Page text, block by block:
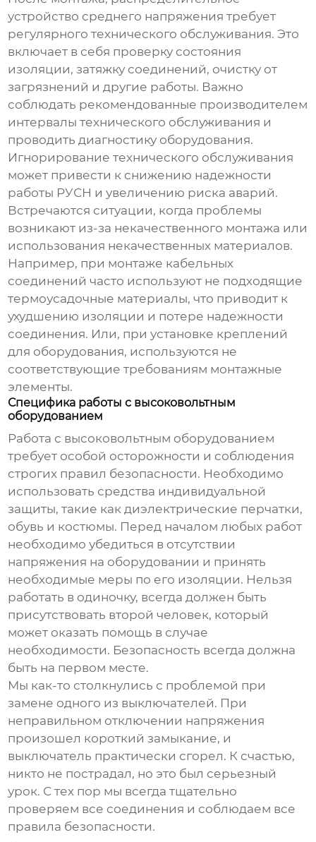
устройство среднего напряжения требует
регулярного технического обслуживания. Это
включает в себя проверку состояния
изоляции, затяжку соединений, очистку от
загрязнений и другие работы. Важно
соблюдать рекомендованные производителем
интервалы технического обслуживания и
проводить диагностику оборудования.
Игнорирование технического обслуживания
может привести к снижению надежности
работы РУСН и увеличению риска аварий.
Встречаются ситуации, когда проблемы
возникают из-за некачественного монтажа или
использования некачественных материалов.
Например, при монтаже кабельных
соединений часто используют не подходящие
термоусадочные материалы, что приводит к
ухудшению изоляции и потере надежности
соединения. Или, при установке креплений
для оборудования, используются не
соответствующие требованиям монтажные
элементы.
Специфика работы с высоковольтным
оборудованием
Работа с высоковольтным оборудованием
требует особой осторожности и соблюдения
строгих правил безопасности. Необходимо
использовать средства индивидуальной
защиты, такие как диэлектрические перчатки,
обувь и костюмы. Перед началом любых работ
необходимо убедиться в отсутствии
напряжения на оборудовании и принять
необходимые меры по его изоляции. Нельзя
работать в одиночку, всегда должен быть
присутствовать второй человек, который
может оказать помощь в случае
необходимости. Безопасность всегда должна
быть на первом месте.
Мы как-то столкнулись с проблемой при
замене одного из выключателей. При
неправильном отключении напряжения
произошел короткий замыкание, и
выключатель практически сгорел. К счастью,
никто не пострадал, но это был серьезный
урок. С тех пор мы всегда тщательно
проверяем все соединения и соблюдаем все
правила безопасности.